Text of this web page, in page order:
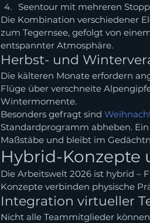
Seentour mit mehreren
Die Kombination verschiedener
zum Tegernsee, gefolgt von
entspannter Atmosphäre.
Herbst- und
Die kälteren Monate erfordern
Flüge über verschneite
Wintermomente.
Besonders gefragt sind
Standardprogramm abheben.
Maßstäbe und bleibt im
Hybrid-Konzepte
Die Arbeitswelt 2026 ist hybrid –
Konzepte verbinden physische
Integration virtueller
Nicht alle Teammitglieder